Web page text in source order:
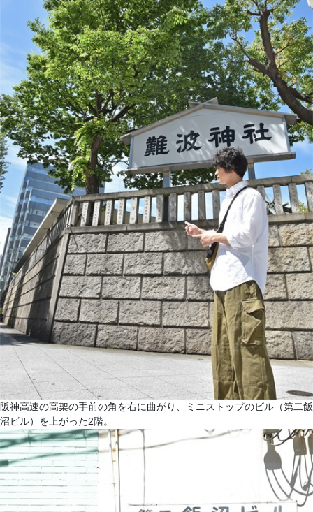
阪神高速の高架の手前の角を右に曲がり、ミニストップのビル（第二飯
沼ビル）を上がった2階。